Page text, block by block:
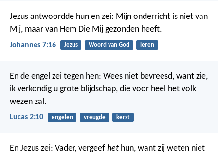
Jezus antwoordde hun en zei: Mijn onderricht is niet van
Mij, maar van Hem Die Mij gezonden heeft.
Johannes 7:16 Jezus Woord van God leren
En de engel zei tegen hen: Wees niet bevreesd, want zie,
ik verkondig u grote blijdschap, die voor heel het volk
wezen zal.
Lucas 2:10 engelen vreugde kerst
En Jezus zei: Vader, vergeef het hun, want zij weten niet